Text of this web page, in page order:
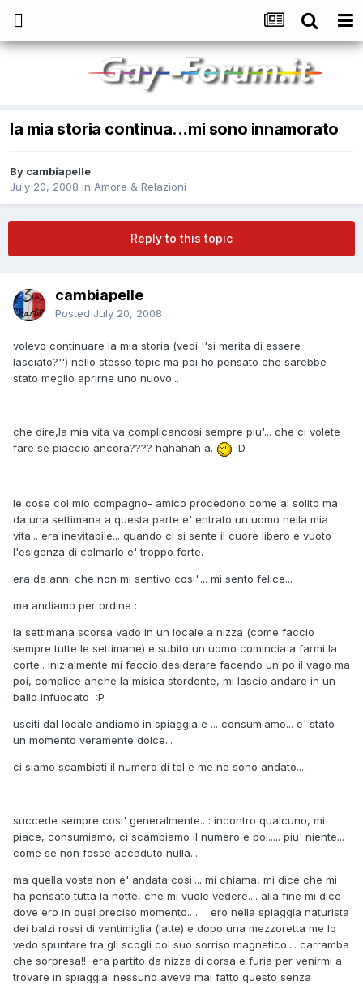
la mia storia continua...mi sono innamorato
By cambiapelle
July 20, 2008 in Amore & Relazioni
Reply to this topic
cambiapelle
Posted July 20, 2008
volevo continuare la mia storia (vedi ''si merita di essere
lasciato?'') nello stesso topic ma poi ho pensato che sarebbe
stato meglio aprirne uno nuovo...
che dire,la mia vita va complicandosi sempre piu'... che ci volete
fare se piaccio ancora???? hahahah a.
:D
le cose col mio compagno- amico procedono come al solito ma
da una settimana a questa parte e' entrato un uomo nella mia
vita... era inevitabile... quando ci si sente il cuore libero e vuoto
l'esigenza di colmarlo e' troppo forte.
era da anni che non mi sentivo cosi'.... mi sento felice...
ma andiamo per ordine :
la settimana scorsa vado in un locale a nizza (come faccio
sempre tutte le settimane) e subito un uomo comincia a farmi la
corte.. inizialmente mi faccio desiderare facendo un po il vago ma
poi, complice anche la misica stordente, mi lascio andare in un
ballo infuocato :P
usciti dal locale andiamo in spiaggia e ... consumiamo... e' stato
un momento veramente dolce...
ci siamo scambiati il numero di tel e me ne sono andato....
succede sempre cosi' generalmente.. : incontro qualcuno, mi
piace, consumiamo, ci scambiamo il numero e poi..... piu' niente...
come se non fosse accaduto nulla...
ma quella vosta non e' andata cosi'... mi chiama, mi dice che mi
ha pensato tutta la notte, che mi vuole vedere.... alla fine mi dice
dove ero in quel preciso momento.. . ero nella spiaggia naturista
dei balzi rossi di ventimiglia (latte) e dopo una mezzoretta me lo
vedo spuntare tra gli scogli col suo sorriso magnetico.... carramba
che sorpresa!! era partito da nizza di corsa e furia per venirmi a
trovare in spiaggia! nessuno aveva mai fatto questo senza